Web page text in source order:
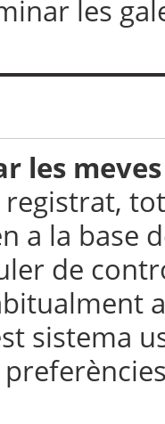
les
les
a la
de
sistema